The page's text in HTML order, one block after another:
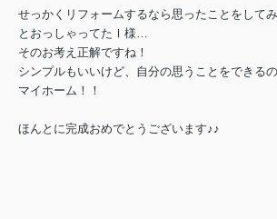
せっかくリフォームするなら思ったことをしてみ
とおっしゃってたＩ様…
そのお考え正解ですね！
シンプルもいいけど、自分の思うことをできるの
マイホーム！！
ほんとに完成おめでとうございます♪♪